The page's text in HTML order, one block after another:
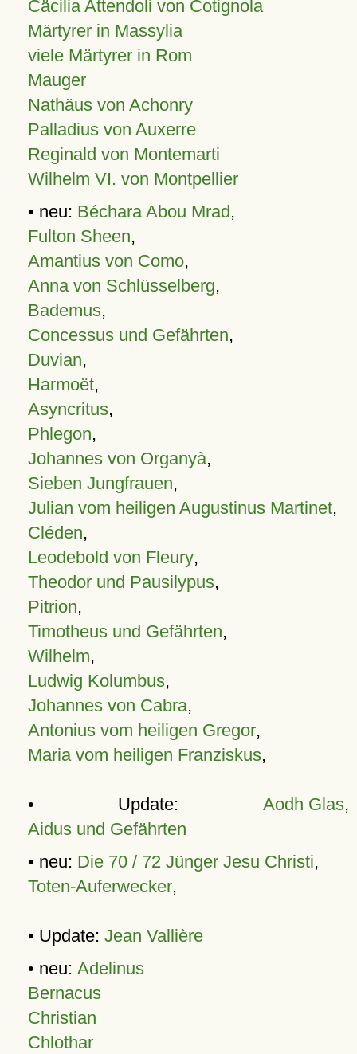
Cäcilia Attendoli von Cotignola
Märtyrer in Massylia
viele Märtyrer in Rom
Mauger
Nathäus von Achonry
Palladius von Auxerre
Reginald von Montemarti
Wilhelm VI. von Montpellier
• neu: Béchara Abou Mrad,
Fulton Sheen,
Amantius von Como,
Anna von Schlüsselberg,
Bademus,
Concessus und Gefährten,
Duvian,
Harmoët,
Asyncritus,
Phlegon,
Johannes von Organyà,
Sieben Jungfrauen,
Julian vom heiligen Augustinus Martinet,
Cléden,
Leodebold von Fleury,
Theodor und Pausilypus,
Pitrion,
Timotheus und Gefährten,
Wilhelm,
Ludwig Kolumbus,
Johannes von Cabra,
Antonius vom heiligen Gregor,
Maria vom heiligen Franziskus,
• Update: Aodh Glas,
Aidus und Gefährten
• neu: Die 70 / 72 Jünger Jesu Christi,
Toten-Auferwecker,
• Update: Jean Vallière
• neu: Adelinus
Bernacus
Christian
Chlothar